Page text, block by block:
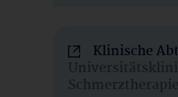
Klinische
Schmerztherapie